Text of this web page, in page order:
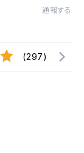
通報する
(297)